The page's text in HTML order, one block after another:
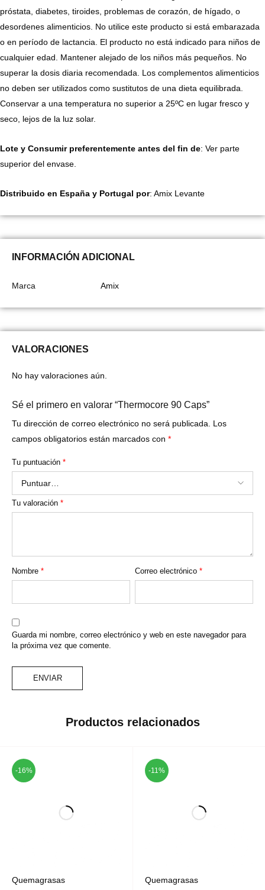
próstata, diabetes, tiroides, problemas de corazón, de hígado, o
desordenes alimenticios. No utilice este producto si está embarazada
o en período de lactancia. El producto no está indicado para niños de
cualquier edad. Mantener alejado de los niños más pequeños. No
superar la dosis diaria recomendada. Los complementos alimenticios
no deben ser utilizados como sustitutos de una dieta equilibrada.
Conservar a una temperatura no superior a 25ºC en lugar fresco y
seco, lejos de la luz solar.
Lote y Consumir preferentemente antes del fin de: Ver parte
superior del envase.
Distribuido en España y Portugal por: Amix Levante
INFORMACIÓN ADICIONAL
Marca Amix
VALORACIONES
No hay valoraciones aún.
Sé el primero en valorar “Thermocore 90 Caps”
Tu dirección de correo electrónico no será publicada.
Los
campos obligatorios están marcados con *
Tu puntuación *
Tu valoración *
Nombre * Correo electrónico*
Guarda mi nombre, correo electrónico y web en este navegador para
la próxima vez que comente.
Productos relacionados
-16%
Quemagrasas
-11%
Quemagrasas